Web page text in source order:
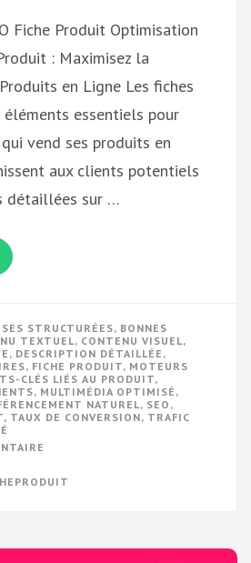
Fiche Produit Optimisation
: Maximisez la
en Ligne Les fiches
essentiels pour
vend ses produits en
aux clients potentiels
détaillées sur …
STRUCTURÉES, BONNES
TEXTUEL, CONTENU VISUEL,
, DESCRIPTION DÉTAILLÉE ,
, FICHE PRODUIT, MOTEURS
CLÉS LIÉS AU PRODUIT,
, MULTIMÉDIA OPTIMISÉ ,
NATUREL, SEO ,
, TAUX DE CONVERSION, TRAFIC
VISIBILITÉ
SEO